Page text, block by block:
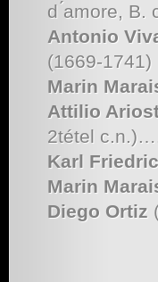
d ́amore, B.
Antonio
(1669-1741)
Marin
Attilio
2tétel
Karl
Marin
Diego Ortiz